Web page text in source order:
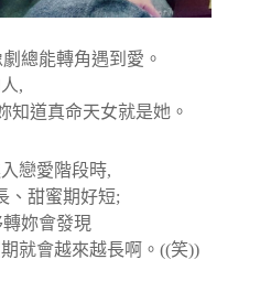
總能轉角遇到愛。
,
知道真命天女就是她。
戀愛階段時,
、甜蜜期好短;
妳會發現
就會越來越長啊。((笑))